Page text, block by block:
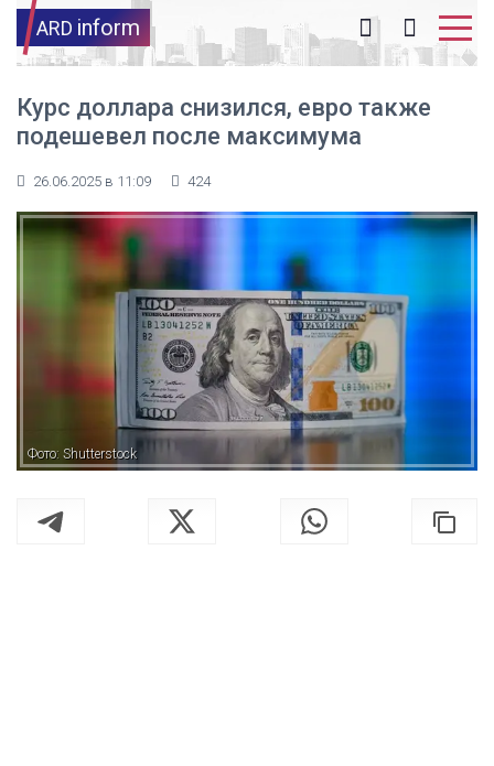
ARD inform
Курс доллара снизился, евро также
подешевел после максимума
26.06.2025 в 11:09 424
Фото: Shutterstock